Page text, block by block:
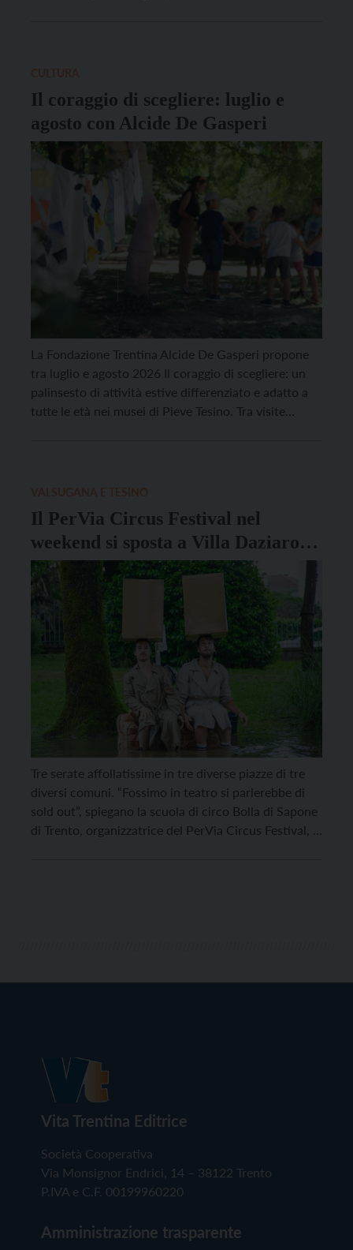
Il coraggio di scegliere: luglio e
agosto con Alcide De Gasperi
La Fondazione Trentina Alcide De Gasperi propone
tra luglio e agosto 2026 Il coraggio di scegliere: un
palinsesto di attività estive differenziato e adatto a
tutte le età nei musei di Pieve Tesino. Tra visite
Il PerVia Circus Festival nel
weekend si sposta a Villa Daziaro di
Pieve Tesino
Tre serate affollatissime in tre diverse piazze di tre
diversi comuni. “Fossimo in teatro si parlerebbe di
sold out”, spiegano la scuola di circo Bolla di Sapone
di Trento, organizzatrice del PerVia Circus Festival, la
Vita Trentina Editrice
Società Cooperativa
Via Monsignor Endrici, 14 – 38122 Trento
P.IVA e C.F. 00199960220
Amministrazione trasparente